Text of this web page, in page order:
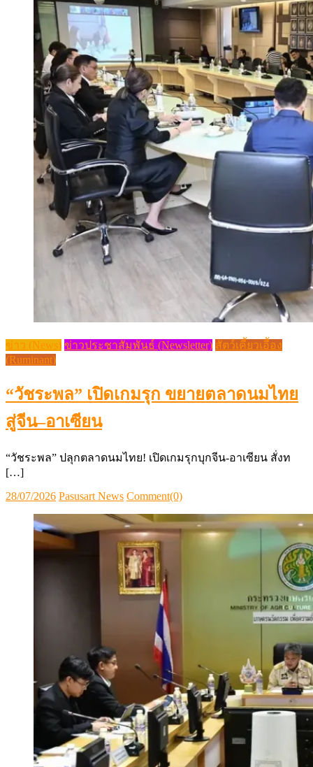
ข่าว (News) ข่าวประชาสัมพันธ์ (Newsletter) สัตว์เคี้ยวเอื้อง
(Ruminant)
“วัชระพล” เปิดเกมรุก ขยายตลาดนมไทย
สู่จีน–อาเซียน
“วัชระพล” ปลุกตลาดนมไทย! เปิดเกมรุกบุกจีน-อาเซียน สั่งท
[…]
Posted
28/07/2026 Author
Pasusart News Comment(0)